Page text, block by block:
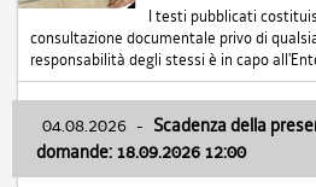
I testi pubblicati
consultazione documentale privo di
responsabilità degli stessi è in capo
04.08.2026 - Scadenza della
domande: 18.09.2026 12:00